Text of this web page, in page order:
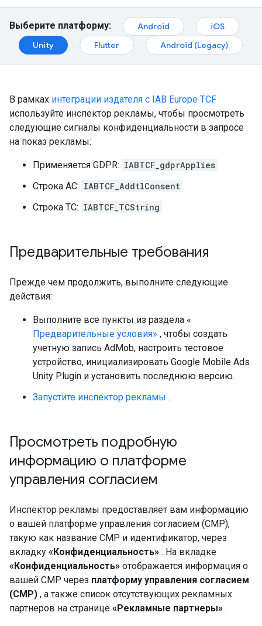
Выберите платформу: Android
iOS
Unity
Flutter Android (Legacy)
В рамках интеграции издателя с IAB Europe TCF
используйте инспектор рекламы, чтобы просмотреть
следующие сигналы конфиденциальности в запросе
на показ рекламы:
Применяется GDPR: IABTCF_gdprApplies
Строка AC: IABTCF_AddtlConsent
Строка TC: IABTCF_TCString
Предварительные требования
Прежде чем продолжить, выполните следующие
действия:
Выполните все пункты из раздела «
Предварительные условия» , чтобы создать
учетную запись AdMob, настроить тестовое
устройство, инициализировать Google Mobile Ads
Unity Plugin и установить последнюю версию.
Запустите инспектор рекламы .
Просмотреть подробную
информацию о платформе
управления согласием
Инспектор рекламы предоставляет вам информацию
о вашей платформе управления согласием (CMP),
такую ​​как название CMP и идентификатор, через
вкладку «Конфиденциальность» . На вкладке
«Конфиденциальность» отображается информация о
вашей CMP через платформу управления согласием
(CMP) , а также список отсутствующих рекламных
партнеров на странице «Рекламные партнеры» .